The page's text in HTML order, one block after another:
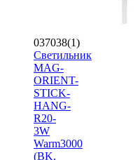
037038(1)
Светильник
MAG-
ORIENT-
STICK-
HANG-
R20-
3W
Warm3000
(BK,